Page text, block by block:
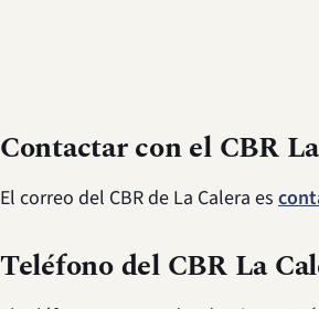
Contactar con el CBR
El correo del CBR de La Calera es
Teléfono del CBR La